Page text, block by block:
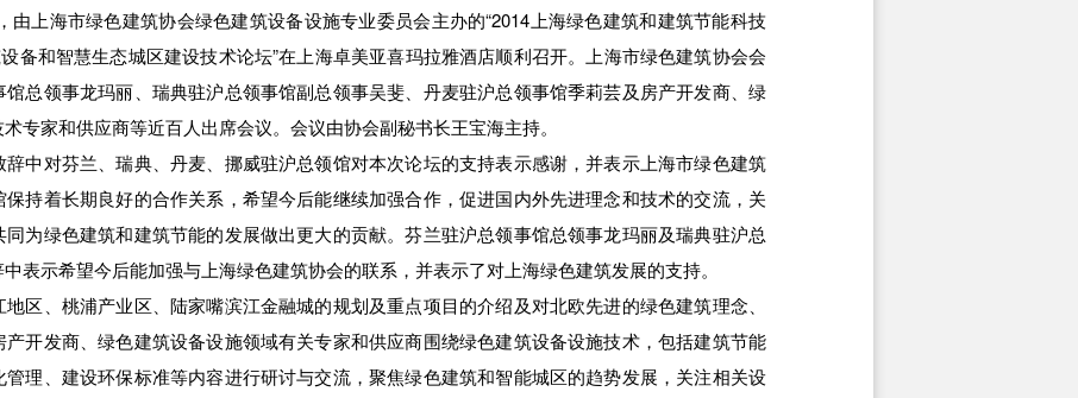
上海市绿色建筑协会绿色建筑设备设施专业委员会主办的“2014上海绿色建筑和建筑节能科技
备和智慧生态城区建设技术论坛”在上海卓美亚喜玛拉雅酒店顺利召开。上海市绿色建筑协会会
总领事龙玛丽、瑞典驻沪总领事馆副总领事吴斐、丹麦驻沪总领事馆季莉芸及房产开发商、绿
专家和供应商等近百人出席会议。会议由协会副秘书长王宝海主持。
对芬兰、瑞典、丹麦、挪威驻沪总领馆对本次论坛的支持表示感谢，并表示上海市绿色建筑
持着长期良好的合作关系，希望今后能继续加强合作，促进国内外先进理念和技术的交流，关
为绿色建筑和建筑节能的发展做出更大的贡献。芬兰驻沪总领事馆总领事龙玛丽及瑞典驻沪总
表示希望今后能加强与上海绿色建筑协会的联系，并表示了对上海绿色建筑发展的支持。
、桃浦产业区、陆家嘴滨江金融城的规划及重点项目的介绍及对北欧先进的绿色建筑理念、
开发商、绿色建筑设备设施领域有关专家和供应商围绕绿色建筑设备设施技术，包括建筑节能
理、建设环保标准等内容进行研讨与交流，聚焦绿色建筑和智能城区的趋势发展，关注相关设